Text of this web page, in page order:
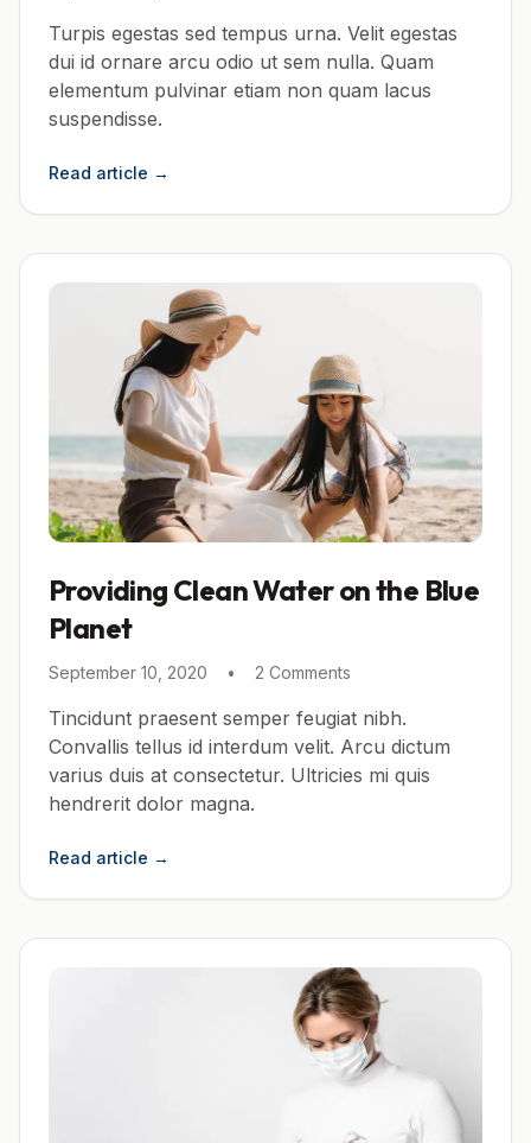
Turpis egestas sed tempus urna. Velit egestas
dui id ornare arcu odio ut sem nulla. Quam
elementum pulvinar etiam non quam lacus
suspendisse.
Read article →
Providing Clean Water on the Blue
Planet
September 10, 2020 • 2 Comments
Tincidunt praesent semper feugiat nibh.
Convallis tellus id interdum velit. Arcu dictum
varius duis at consectetur. Ultricies mi quis
hendrerit dolor magna.
Read article →